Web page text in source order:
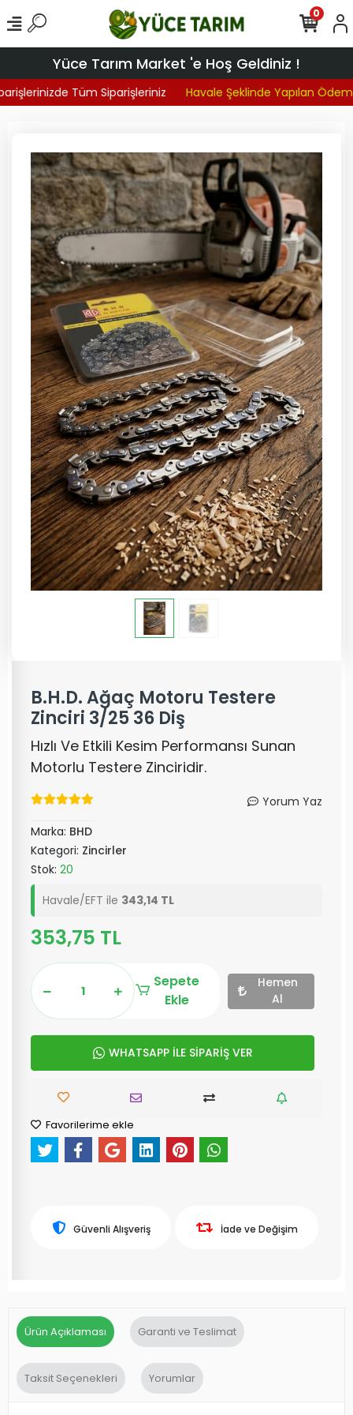
Yüce Tarım Market 'e Hoş Geldiniz !
Tüm Siparişleriniz Havale Şeklinde Yapılan
0
B.H.D. Ağaç Motoru Testere
Zinciri 3/25 36 Diş
Hızlı Ve Etkili Kesim Performansı Sunan
Motorlu Testere Zinciridir.
Yorum Yaz
Marka: BHD
Kategori: Zincirler
Stok: 20
Havale/EFT ile 343,14 TL
353,75 TL
Sepete
Ekle
Hemen
Al
WHATSAPP İLE SİPARİŞ VER
Favorilerime ekle
Güvenli Alışveriş İade ve Değişim
Ürün Açıklaması Garanti ve Teslimat
Taksit Seçenekleri Yorumlar